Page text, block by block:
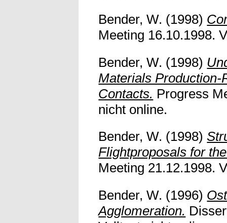
Bender, W. (1998)
Meeting 16.10.1998.
Bender, W. (1998)
Materials Production-
Contacts. Progress
nicht online.
Bender, W. (1998)
Flightproposals for
Meeting 21.12.1998.
Bender, W. (1996)
Agglomeration.